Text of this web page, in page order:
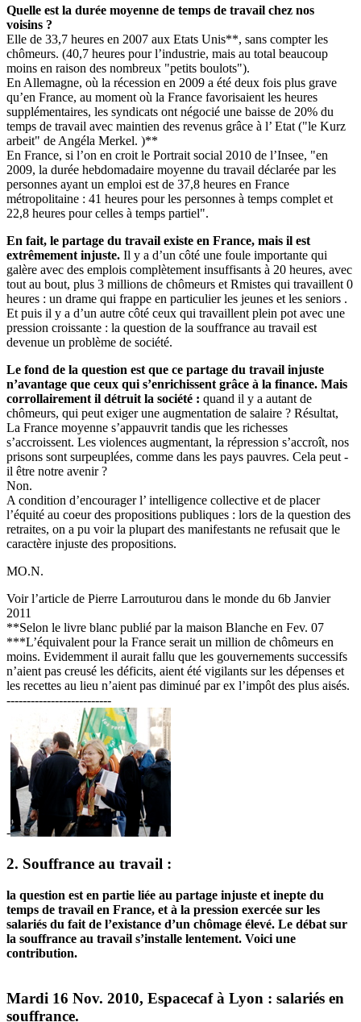
Quelle est la durée moyenne de temps de travail chez nos
voisins ?
Elle de 33,7 heures en 2007 aux Etats Unis**, sans compter les
chômeurs. (40,7 heures pour l’industrie, mais au total beaucoup
moins en raison des nombreux "petits boulots").
En Allemagne, où la récession en 2009 a été deux fois plus grave
qu’en France, au moment où la France favorisaient les heures
supplémentaires, les syndicats ont négocié une baisse de 20% du
temps de travail avec maintien des revenus grâce à l’ Etat ("le Kurz
arbeit" de Angéla Merkel. )**
En France, si l’on en croit le Portrait social 2010 de l’Insee, "en
2009, la durée hebdomadaire moyenne du travail déclarée par les
personnes ayant un emploi est de 37,8 heures en France
métropolitaine : 41 heures pour les personnes à temps complet et
22,8 heures pour celles à temps partiel".
En fait, le partage du travail existe en France, mais il est
extrêmement injuste. Il y a d’un côté une foule importante qui
galère avec des emplois complètement insuffisants à 20 heures, avec
tout au bout, plus 3 millions de chômeurs et Rmistes qui travaillent 0
heures : un drame qui frappe en particulier les jeunes et les seniors .
Et puis il y a d’un autre côté ceux qui travaillent plein pot avec une
pression croissante : la question de la souffrance au travail est
devenue un problème de société.
Le fond de la question est que ce partage du travail injuste
n’avantage que ceux qui s’enrichissent grâce à la finance. Mais
corrollairement il détruit la société : quand il y a autant de
chômeurs, qui peut exiger une augmentation de salaire ? Résultat,
La France moyenne s’appauvrit tandis que les richesses
s’accroissent. Les violences augmentant, la répression s’accroît, nos
prisons sont surpeuplées, comme dans les pays pauvres. Cela peut -
il être notre avenir ?
Non.
A condition d’encourager l’ intelligence collective et de placer
l’équité au coeur des propositions publiques : lors de la question des
retraites, on a pu voir la plupart des manifestants ne refusait que le
caractère injuste des propositions.
MO.N.
Voir l’article de Pierre Larrouturou dans le monde du 6b Janvier
2011
**Selon le livre blanc publié par la maison Blanche en Fev. 07
***L’équivalent pour la France serait un million de chômeurs en
moins. Evidemment il aurait fallu que les gouvernements successifs
n’aient pas creusé les déficits, aient été vigilants sur les dépenses et
les recettes au lieu n’aient pas diminué par ex l’impôt des plus aisés.
--------------------------
-
2. Souffrance au travail :
la question est en partie liée au partage injuste et inepte du
temps de travail en France, et à la pression exercée sur les
salariés du fait de l’existance d’un chômage élevé. Le débat sur
la souffrance au travail s’installe lentement. Voici une
contribution.
Mardi 16 Nov. 2010, Espacecaf à Lyon : salariés en
souffrance.